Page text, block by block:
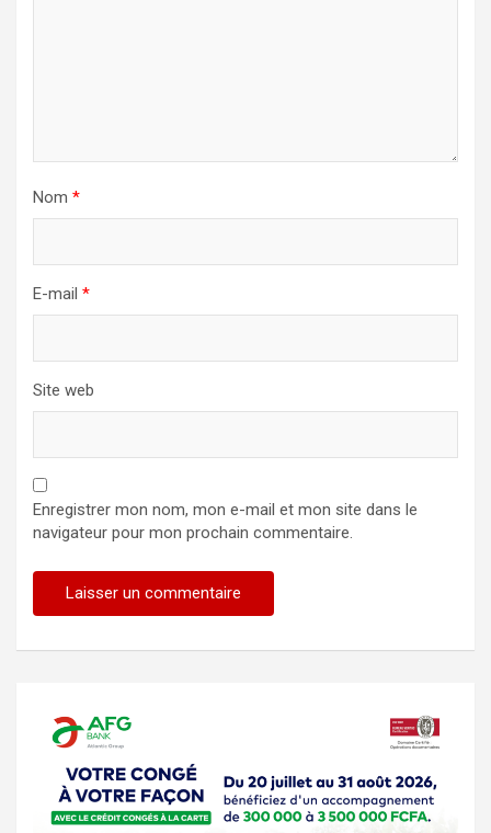
Nom *
E-mail *
Site web
Enregistrer mon nom, mon e-mail et mon site dans le
navigateur pour mon prochain commentaire.